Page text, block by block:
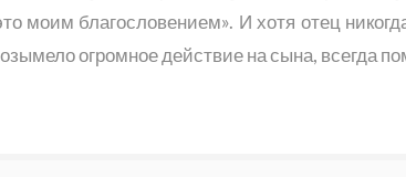
моим благословением». И хотя отец
огромное действие на сына, всегда